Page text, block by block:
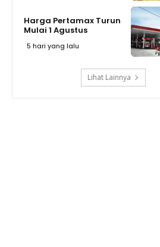
Harga Pertamax Turun
Mulai 1 Agustus
5 hari yang lalu
Lihat Lainnya